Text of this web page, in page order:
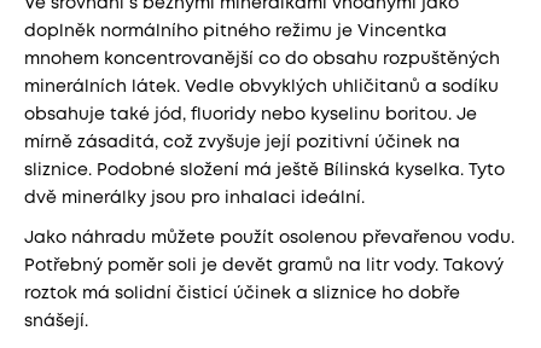
Ve srovnání s běžnými minerálkami vhodnými jako
doplněk normálního pitného režimu je Vincentka
mnohem koncentrovanější co do obsahu rozpuštěných
minerálních látek. Vedle obvyklých uhličitanů a sodíku
obsahuje také jód, fluoridy nebo kyselinu boritou. Je
mírně zásaditá, což zvyšuje její pozitivní účinek na
sliznice. Podobné složení má ještě Bílinská kyselka. Tyto
dvě minerálky jsou pro inhalaci ideální.
Jako náhradu můžete použít osolenou převařenou vodu.
Potřebný poměr soli je devět gramů na litr vody. Takový
roztok má solidní čisticí účinek a sliznice ho dobře
snášejí.